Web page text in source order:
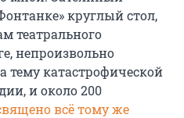
круглый стол,
театрального
непроизвольно
тему катастрофической
и около 200
всё тому же